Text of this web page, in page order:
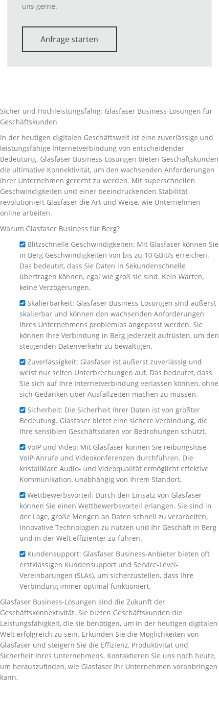
uns gerne.
Anfrage starten
Sicher und Hochleistungsfähig: Glasfaser Business-Lösungen für
Geschäftskunden
In der heutigen digitalen Geschäftswelt ist eine zuverlässige und
leistungsfähige Internetverbindung von entscheidender
Bedeutung. Glasfaser Business-Lösungen bieten Geschäftskunden
die ultimative Konnektivität, um den wachsenden Anforderungen
ihrer Unternehmen gerecht zu werden. Mit superschnellen
Geschwindigkeiten und einer beeindruckenden Stabilität
revolutioniert Glasfaser die Art und Weise, wie Unternehmen
online arbeiten.
Warum Glasfaser Business für Berg?
Blitzschnelle Geschwindigkeiten: Mit Glasfaser können Sie
in Berg Geschwindigkeiten von bis zu 10 GBit/s erreichen.
Das bedeutet, dass Sie Daten in Sekundenschnelle
übertragen können, egal wie groß sie sind. Kein Warten,
keine Verzögerungen.
Skalierbarkeit: Glasfaser Business-Lösungen sind äußerst
skalierbar und können den wachsenden Anforderungen
Ihres Unternehmens problemlos angepasst werden. Sie
können Ihre Verbindung in Berg jederzeit aufrüsten, um den
steigenden Datenverkehr zu bewältigen.
Zuverlässigkeit: Glasfaser ist äußerst zuverlässig und
weist nur selten Unterbrechungen auf. Das bedeutet, dass
Sie sich auf Ihre Internetverbindung verlassen können, ohne
sich Gedanken über Ausfallzeiten machen zu müssen.
Sicherheit: Die Sicherheit Ihrer Daten ist von größter
Bedeutung. Glasfaser bietet eine sichere Verbindung, die
Ihre sensiblen Geschäftsdaten vor Bedrohungen schützt.
VoIP und Video: Mit Glasfaser können Sie reibungslose
VoIP-Anrufe und Videokonferenzen durchführen. Die
kristallklare Audio- und Videoqualität ermöglicht effektive
Kommunikation, unabhängig von Ihrem Standort.
Wettbewerbsvorteil: Durch den Einsatz von Glasfaser
können Sie einen Wettbewerbsvorteil erlangen. Sie sind in
der Lage, große Mengen an Daten schnell zu verarbeiten,
innovative Technologien zu nutzen und Ihr Geschäft in Berg
und in der Welt effizienter zu führen.
Kundensupport: Glasfaser Business-Anbieter bieten oft
erstklassigen Kundensupport und Service-Level-
Vereinbarungen (SLAs), um sicherzustellen, dass Ihre
Verbindung immer optimal funktioniert.
Glasfaser Business-Lösungen sind die Zukunft der
Geschäftskonnektivität. Sie bieten Geschäftskunden die
Leistungsfähigkeit, die sie benötigen, um in der heutigen digitalen
Welt erfolgreich zu sein. Erkunden Sie die Möglichkeiten von
Glasfaser und steigern Sie die Effizienz, Produktivität und
Sicherheit Ihres Unternehmens. Kontaktieren Sie uns noch heute,
um herauszufinden, wie Glasfaser Ihr Unternehmen voranbringen
kann.